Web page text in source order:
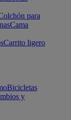
para
Cama
Carrito ligero
Bicicletas
y